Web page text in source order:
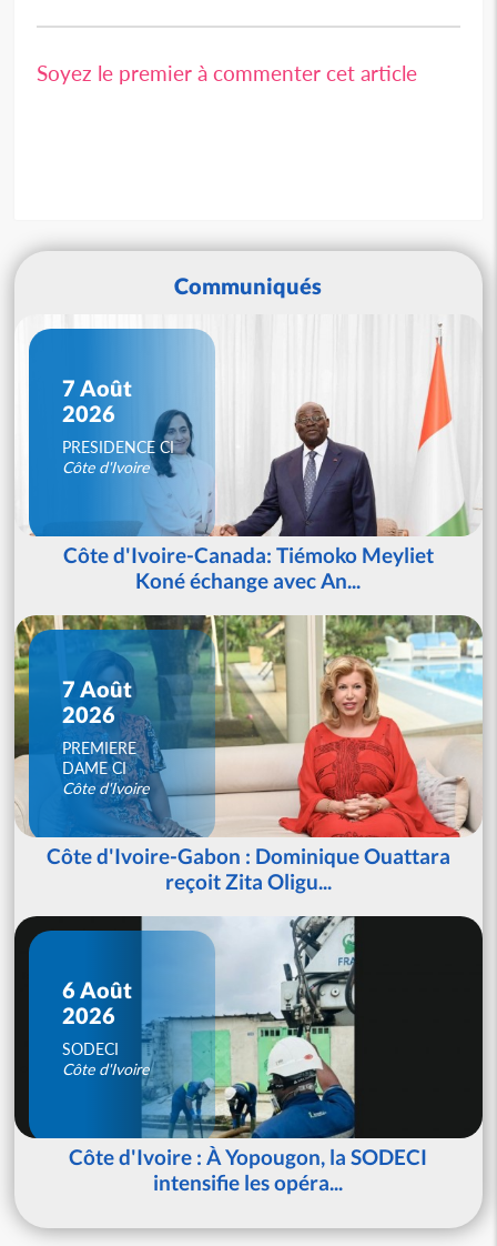
Soyez le premier à commenter cet article
Communiqués
7 Août
2026
PRESIDENCE CI
Côte d'Ivoire
Côte d'Ivoire-Canada: Tiémoko Meyliet
Koné échange avec An...
7 Août
2026
PREMIERE
DAME CI
Côte d'Ivoire
Côte d'Ivoire-Gabon : Dominique Ouattara
reçoit Zita Oligu...
6 Août
2026
SODECI
Côte d'Ivoire
Côte d'Ivoire : À Yopougon, la SODECI
intensifie les opéra...